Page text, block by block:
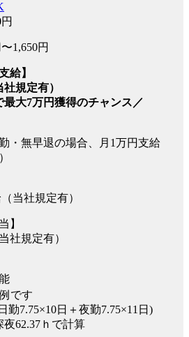
円
1,650円
給】
規定有）
最大7万円獲得のチャンス／
・無早退の場合、月1万円支給
当社規定有）
】
社規定有）
です
勤7.75×10日＋夜勤7.75×11日)
夜62.37ｈで計算